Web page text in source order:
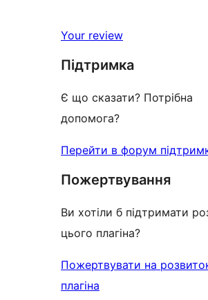
Your review
Підтримка
Є що сказати? Потрібна
допомога?
Перейти в форум
Пожертвування
Ви хотіли б підтримати
цього плагіна?
Пожертвувати на
плагіна